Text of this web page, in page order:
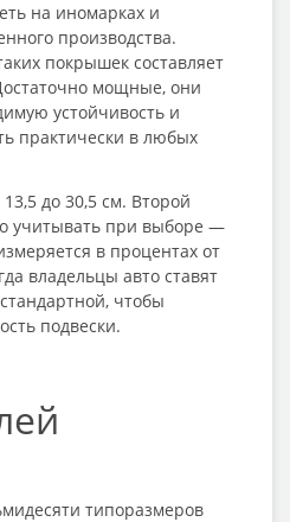
на иномарках и
производства.
покрышек составляет
мощные, они
устойчивость и
практически в любых
до 30,5 см. Второй
учитывать при выборе —
в процентах от
владельцы авто ставят
чтобы
подвески.
типоразмеров